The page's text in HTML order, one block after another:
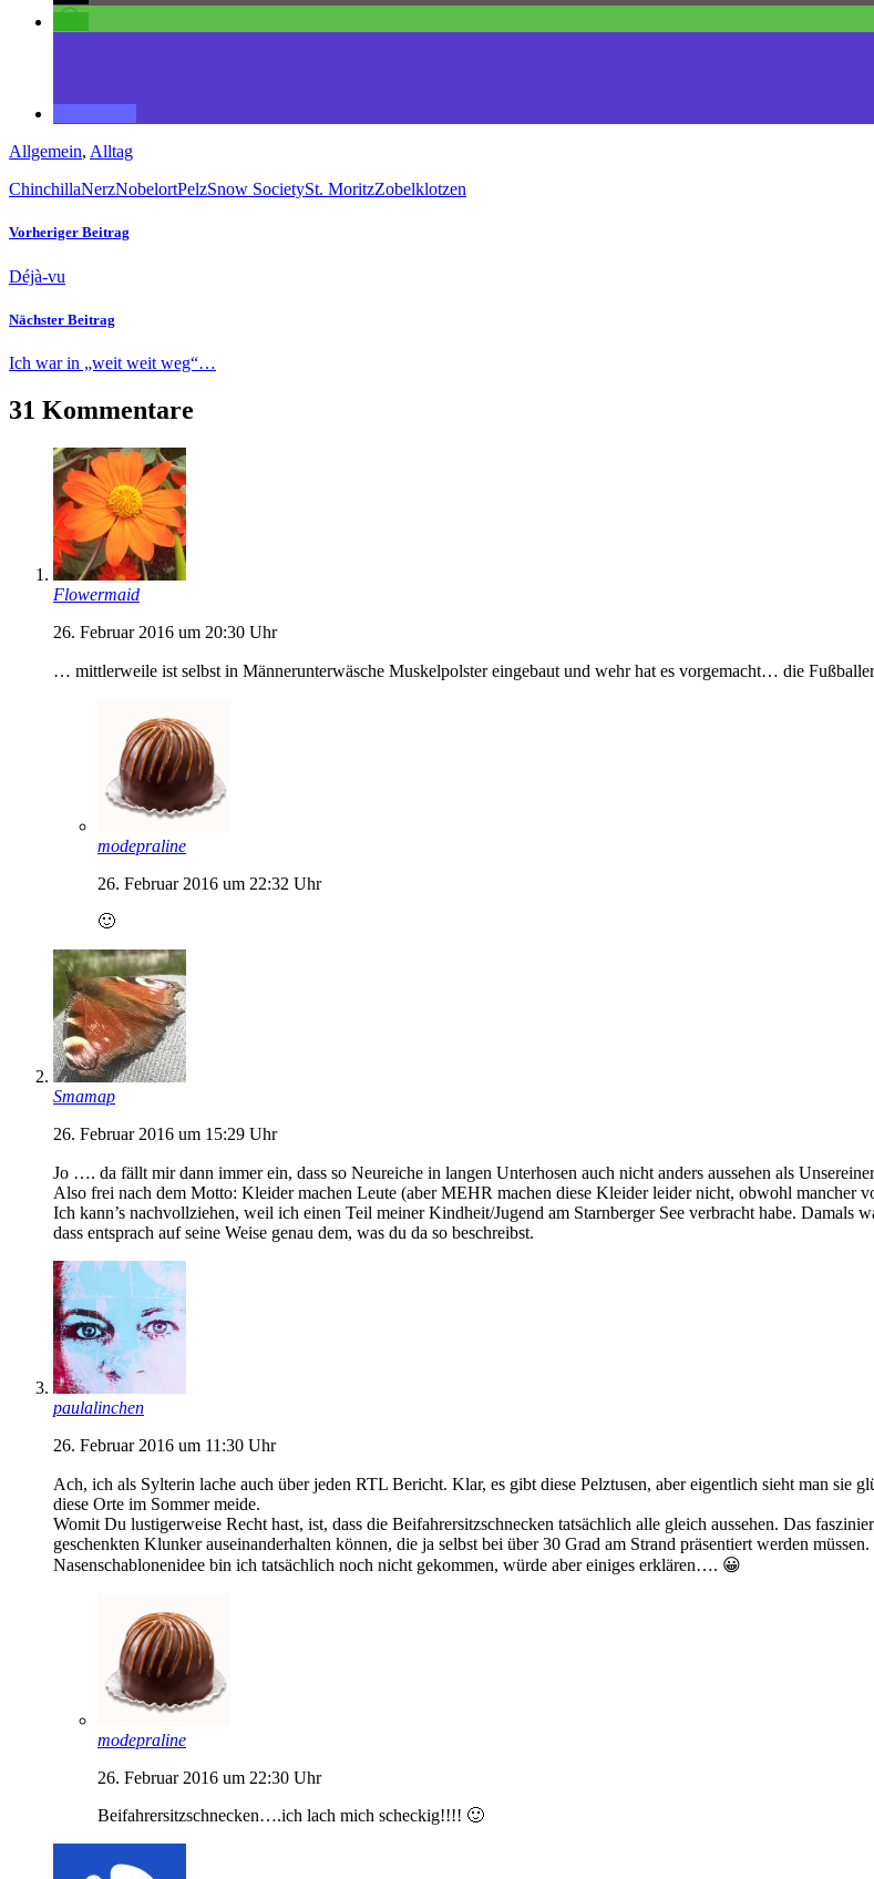
Allgemein, Alltag
ChinchillaNerzNobelortPelzSnow SocietySt. MoritzZobelklotzen
Vorheriger Beitrag
Déjà-vu
Nächster Beitrag
Ich war in „weit weit weg“…
31 Kommentare
Flowermaid
26. Februar 2016 um 20:30 Uhr
… mittlerweile ist selbst in Männerunterwäsche Muskelpolster eingebaut und wehr hat es vorgemacht… die
modepraline
26. Februar 2016 um 22:32 Uhr
🙂
Smamap
26. Februar 2016 um 15:29 Uhr
Jo …. da fällt mir dann immer ein, dass so Neureiche in langen Unterhosen auch nicht anders aussehen als
Also frei nach dem Motto: Kleider machen Leute (aber MEHR machen diese Kleider leider nicht, obwohl mancher
Ich kann’s nachvollziehen, weil ich einen Teil meiner Kindheit/Jugend am Starnberger See verbracht habe. Damals
dass entsprach auf seine Weise genau dem, was du da so beschreibst.
paulalinchen
26. Februar 2016 um 11:30 Uhr
Ach, ich als Sylterin lache auch über jeden RTL Bericht. Klar, es gibt diese Pelztusen, aber eigentlich sieht man sie
diese Orte im Sommer meide.
Womit Du lustigerweise Recht hast, ist, dass die Beifahrersitzschnecken tatsächlich alle gleich aussehen. Das
geschenkten Klunker auseinanderhalten können, die ja selbst bei über 30 Grad am Strand präsentiert werden
Nasenschablonenidee bin ich tatsächlich noch nicht gekommen, würde aber einiges erklären…. 😀
modepraline
26. Februar 2016 um 22:30 Uhr
Beifahrersitzschnecken….ich lach mich scheckig!!!! 🙂